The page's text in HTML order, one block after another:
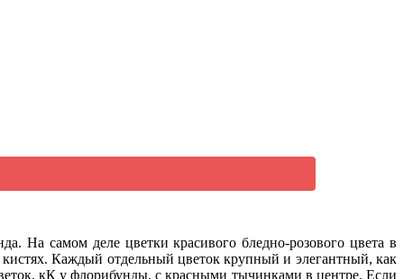
На самом деле цветки красивого бледно-розового цвета в
Каждый отдельный цветок крупный и элегантный, как
кК у флорибунды, с красными тычинками в центре. Если